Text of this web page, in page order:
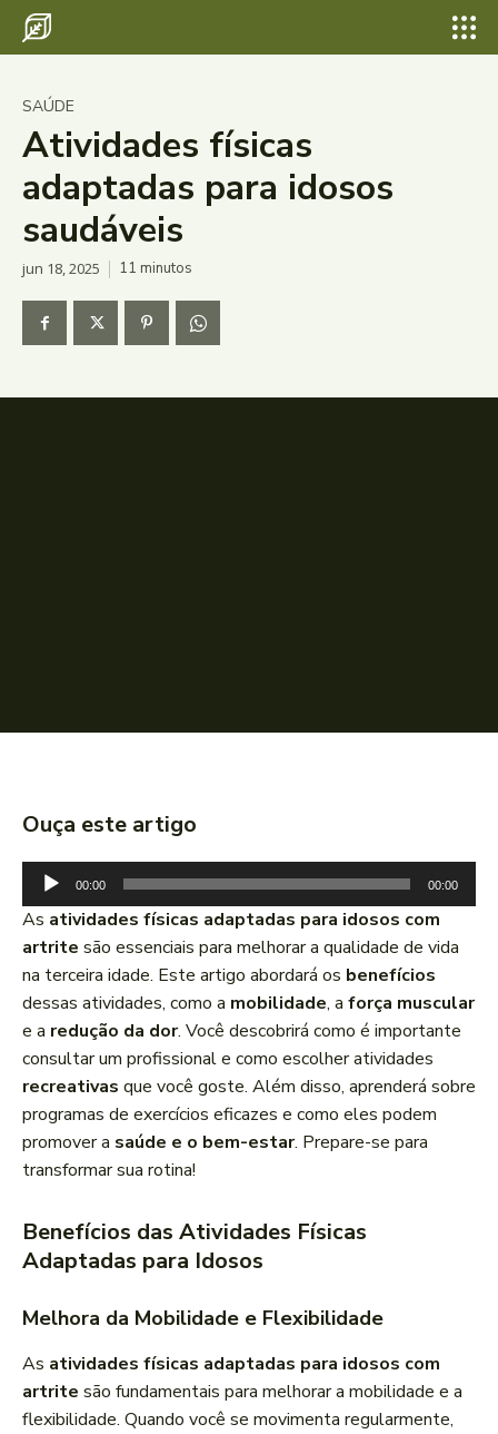
SAÚDE
Atividades físicas
adaptadas para idosos
saudáveis
jun 18, 2025 11 minutos
Ouça este artigo
o
c
a
d
o
r
d
e
á
u
d
o
00:00 00:00
As atividades físicas adaptadas para idosos com
artrite são essenciais para melhorar a qualidade de vida
na terceira idade. Este artigo abordará os benefícios
dessas atividades, como a mobilidade, a força muscular
e a redução da dor. Você descobrirá como é importante
consultar um profissional e como escolher atividades
recreativas que você goste. Além disso, aprenderá sobre
programas de exercícios eficazes e como eles podem
promover a saúde e o bem-estar. Prepare-se para
transformar sua rotina!
Benefícios das Atividades Físicas
Adaptadas para Idosos
Melhora da Mobilidade e Flexibilidade
As atividades físicas adaptadas para idosos com
artrite são fundamentais para melhorar a mobilidade e a
flexibilidade. Quando você se movimenta regularmente,